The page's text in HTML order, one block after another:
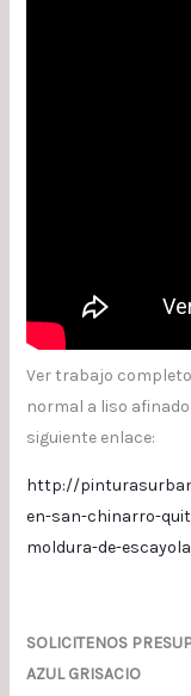
Ver trabajo
normal a liso
siguiente enlace:
http://
en-san-chinarro-
moldura-de-
SOLICITENOS
AZUL GRISACIO